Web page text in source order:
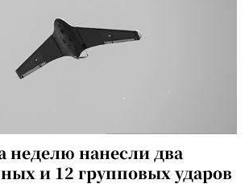
неделю нанесли два
и 12 групповых ударов